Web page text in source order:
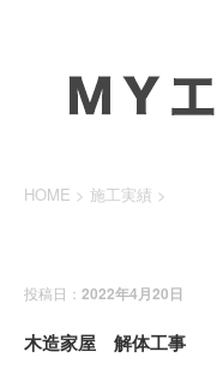
HOME > 施工実績 >
投稿日： 2022年4月20日
木造家屋 解体工事